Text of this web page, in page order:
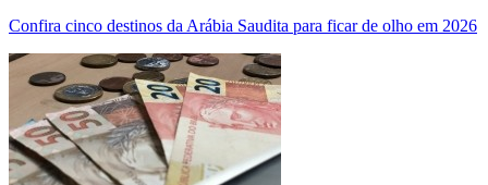
Confira cinco destinos da Arábia Saudita para ficar de olho em 2026